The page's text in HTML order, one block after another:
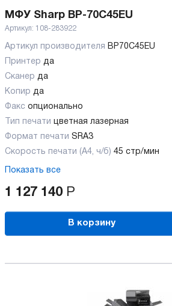
МФУ Sharp BP-70C45EU
Артикул: 108-283922
Артикул производителя BP70C45EU
Принтер да
Сканер да
Копир да
Факс опционально
Тип печати цветная лазерная
Формат печати SRA3
Скорость печати (А4, ч/б) 45 стр/мин
Показать все
1 127 140 Р
В корзину